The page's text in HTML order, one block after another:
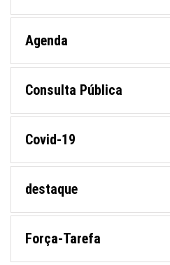
Agenda
Consulta Pública
Covid-19
destaque
Força-Tarefa